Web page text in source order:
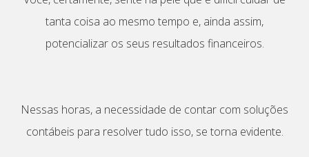
tanta coisa ao mesmo tempo e, ainda assim,
potencializar os seus resultados financeiros.
Nessas horas, a necessidade de contar com soluções
contábeis para resolver tudo isso, se torna evidente.